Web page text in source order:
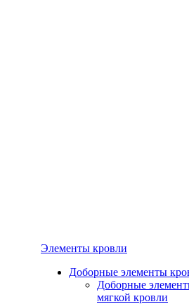
Элементы кровли
Доборные элементы
Доборные
мягкой кровли